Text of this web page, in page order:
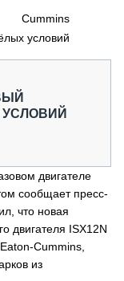
Cummins
условий
двигателе
сообщает пресс-
что новая
двигателя ISX12N
Cummins,
из